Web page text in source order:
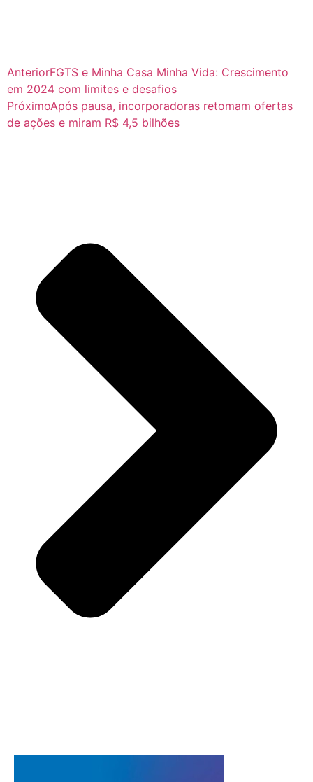
AnteriorFGTS e Minha Casa Minha Vida: Crescimento
em 2024 com limites e desafios
PróximoApós pausa, incorporadoras retomam ofertas
de ações e miram R$ 4,5 bilhões